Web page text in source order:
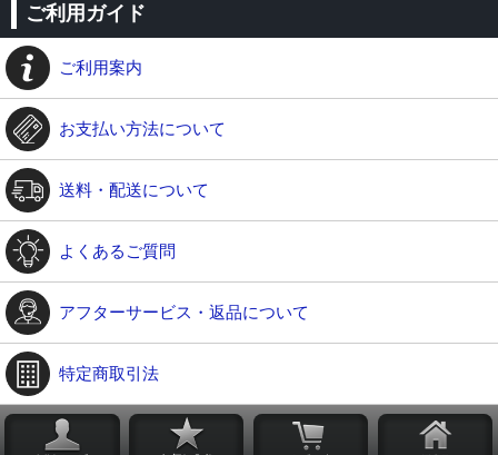
ご利用ガイド
ご利用案内
お支払い方法について
送料・配送について
よくあるご質問
アフターサービス・返品について
特定商取引法